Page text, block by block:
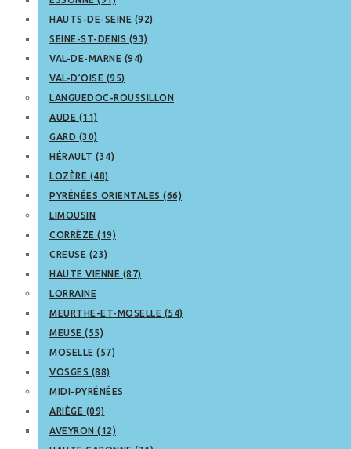
HAUTS-DE-SEINE (92)
SEINE-ST-DENIS (93)
VAL-DE-MARNE (94)
VAL-D’OISE (95)
LANGUEDOC-ROUSSILLON
AUDE (11)
GARD (30)
HÉRAULT (34)
LOZÈRE (48)
PYRÉNÉES ORIENTALES (66)
LIMOUSIN
CORRÈZE (19)
CREUSE (23)
HAUTE VIENNE (87)
LORRAINE
MEURTHE-ET-MOSELLE (54)
MEUSE (55)
MOSELLE (57)
VOSGES (88)
MIDI-PYRÉNÉES
ARIÈGE (09)
AVEYRON (12)